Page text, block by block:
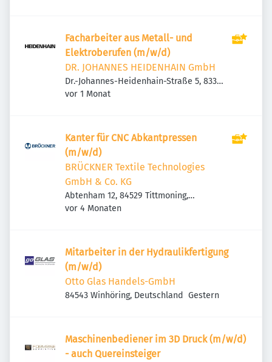
Facharbeiter aus Metall- und
Elektroberufen (m/w/d)
DR. JOHANNES HEIDENHAIN GmbH
Dr.-Johannes-Heidenhain-Straße 5, 83301
Traunreut, Deutschland
Veröffentlicht
vor 1 Monat
Kanter für CNC Abkantpressen
(m/w/d)
BRÜCKNER Textile Technologies
GmbH & Co. KG
Abtenham 12, 84529 Tittmoning,
Deutschland
Veröffentlicht:
vor 4 Monaten
Mitarbeiter in der Hydraulikfertigung
(m/w/d)
Otto Glas Handels-GmbH
84543 Winhöring, Deutschland Veröffentlicht
Gestern
Maschinenbediener im 3D Druck (m/w/d)
- auch Quereinsteiger